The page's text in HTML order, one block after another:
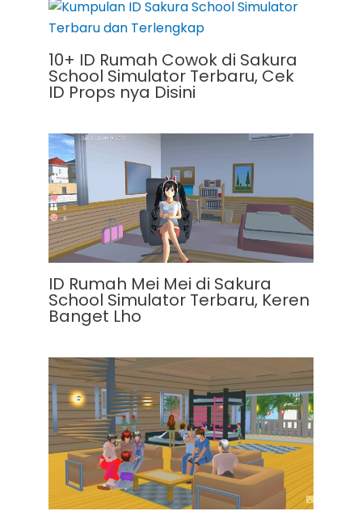
10+ ID Rumah Cowok di Sakura
School Simulator Terbaru, Cek
ID Props nya Disini
ID Rumah Mei Mei di Sakura
School Simulator Terbaru, Keren
Banget Lho